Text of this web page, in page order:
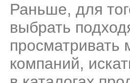
Раньше, для
выбрать
просматривать
компаний,